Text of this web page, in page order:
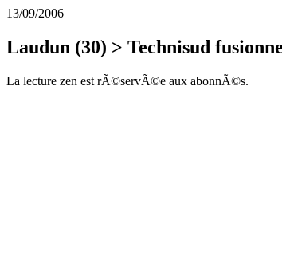
13/09/2006
Laudun (30) > Technisud
La lecture zen est rÃ©servÃ©e aux abonnÃ©s.